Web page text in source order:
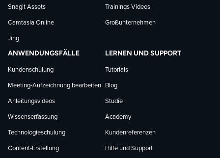
Snagit Assets
Camtasia Online
Jing
Trainings-Videos
Großunternehmen
ANWENDUNGSFÄLLE
Kundenschulung
Meeting-Aufzeichnung bearbeiten
Anleitungsvideos
Wissenserfassung
Technologieschulung
Content-Erstellung
LERNEN UND SUPPORT
Tutorials
Blog
Studie
Academy
Kundenreferenzen
Hilfe und Support